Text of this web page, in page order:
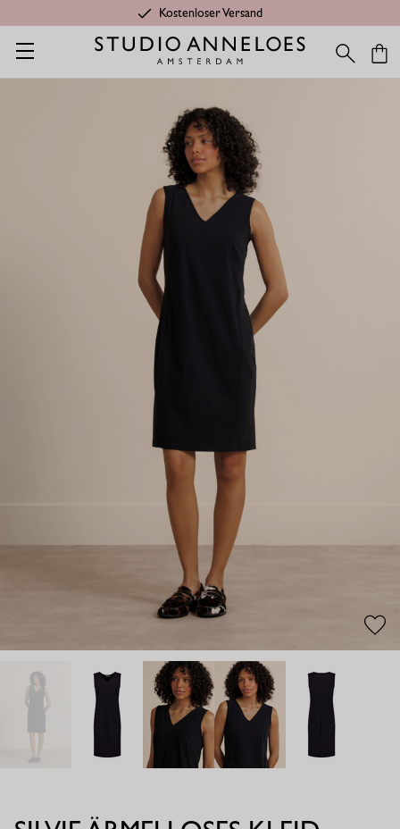
Kostenloser Versand
Startseite Kleidung aus Travelstoff Silvie Ärmelloses Kleid -